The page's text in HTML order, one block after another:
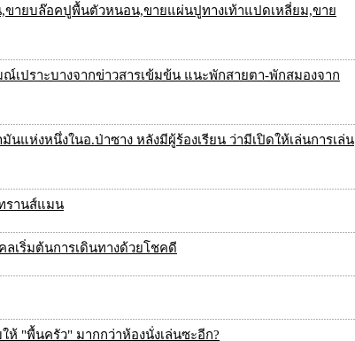
ายบล๊อคปูพื้นตัวหนอน,ขายแผ่นปูทางเท้าแปดเหลี่ยม,ขาย
เปราะบางจากข่าวสารเข้มข้น แนะพักสายตา-พักสมองจาก
แห่งหนึ่งในอ.ป่าซาง หลังมีผู้ร้องเรียน ว่ามีเปิดให้เล่นการเล่น
รานส์แมน
ลเริ่มต้นการเดินทางด้วยโชคดี
"พื้นครัว" มากกว่าห้องนั่งเล่นซะอีก?